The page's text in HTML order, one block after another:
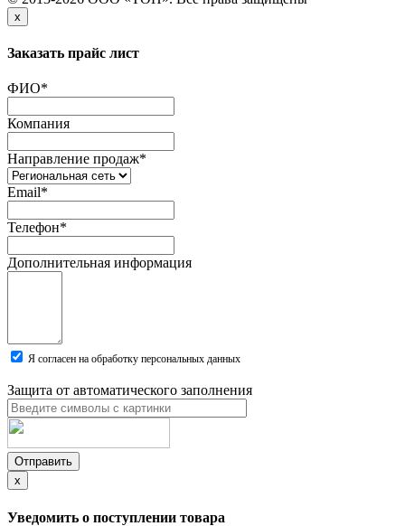
x
Заказать прайс лист
ФИО*
Компания
Направление продаж*
Email*
Телефон*
Дополнительная информация
Я согласен на обработку персональных данных
Защита от автоматического заполнения
Отправить
x
Уведомить о поступлении товара